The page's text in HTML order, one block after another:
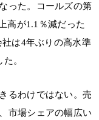
った。コールズの第
高が1.1％減だった
は4年ぶりの高水準
。
るわけではない。売
市場シェアの幅広い